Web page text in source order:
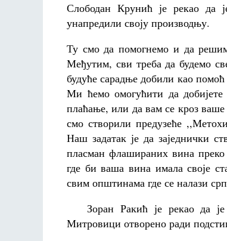
Слободан Крунић је рекао да
унапредили своју производњу.
Ту смо да помогнемо и да
Међутим, сви треба да будемо
будуће сарадње добили као
Ми ћемо омогућити да
плаћање, или да вам се кроз
смо створили предузеће
Наш задатак је да заједнички
пласман флашираних вина
где би ваша вина имала своје
свим општинама где се налази
Зоран Ракић је рекао да је
Митровици отворено ради